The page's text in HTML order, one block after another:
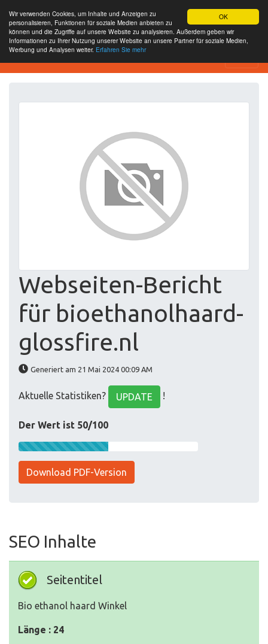
OK
Wir verwenden Cookies, um Inhalte und Anzeigen zu
personalisieren, Funktionen für soziale Medien anbieten zu
können und die Zugriffe auf unsere Website zu analysieren. Außerdem geben wir
Informationen zu Ihrer Nutzung unserer Website an unsere Partner für soziale Medien,
Werbung und Analysen weiter. Erfahren Sie mehr
SEO Analytics
Webseiten-Bericht
für bioethanolhaard-
glossfire.nl
Generiert am 21 Mai 2024 00:09 AM
Aktuelle Statistiken? UPDATE !
Der Wert ist 50/100
Download PDF-Version
SEO Inhalte
Seitentitel
Bio ethanol haard Winkel
Länge : 24